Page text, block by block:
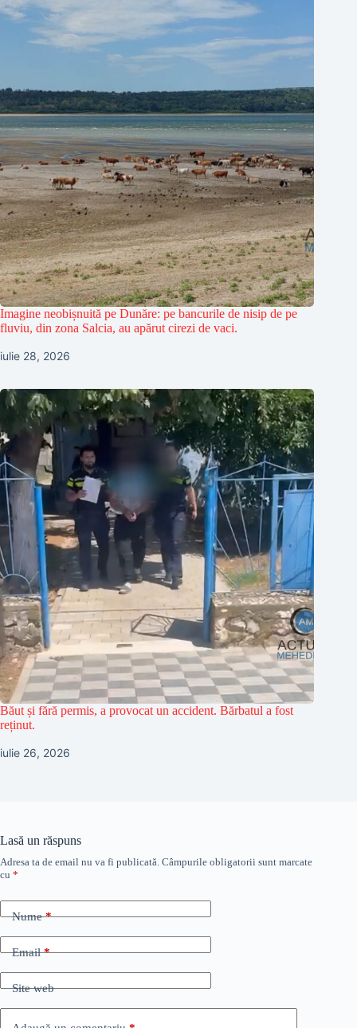
Imagine neobișnuită pe Dunăre: pe bancurile de nisip de pe
fluviu, din zona Salcia, au apărut cirezi de vaci.
iulie 28, 2026
Băut și fără permis, a provocat un accident. Bărbatul a fost
reținut.
iulie 26, 2026
Lasă un răspuns
Adresa ta de email nu va fi publicată. Câmpurile obligatorii sunt marcate
cu *
Nume*
Email*
Site web